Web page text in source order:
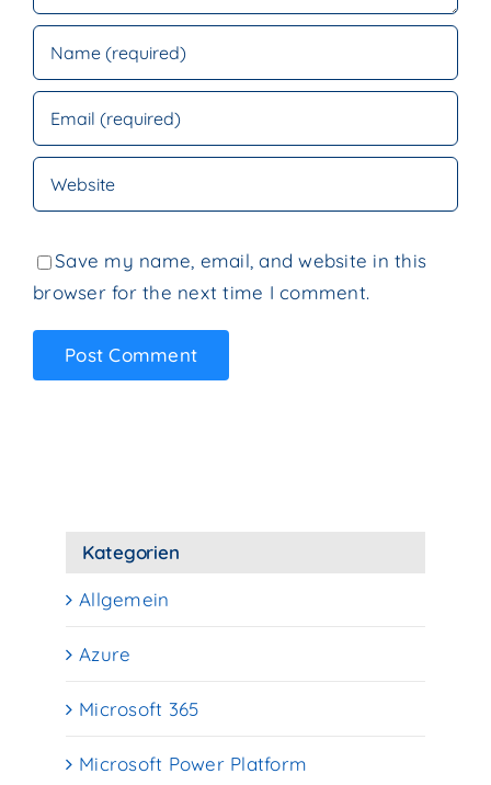
Save my name, email, and website in this
browser for the next time I comment.
Kategorien
Allgemein
Azure
Microsoft 365
Microsoft Power Platform